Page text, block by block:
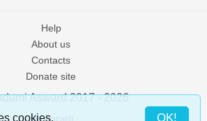
Asward 2017 - 2026 :)
Help
About us
Contacts
Donate site
cookies. OK!